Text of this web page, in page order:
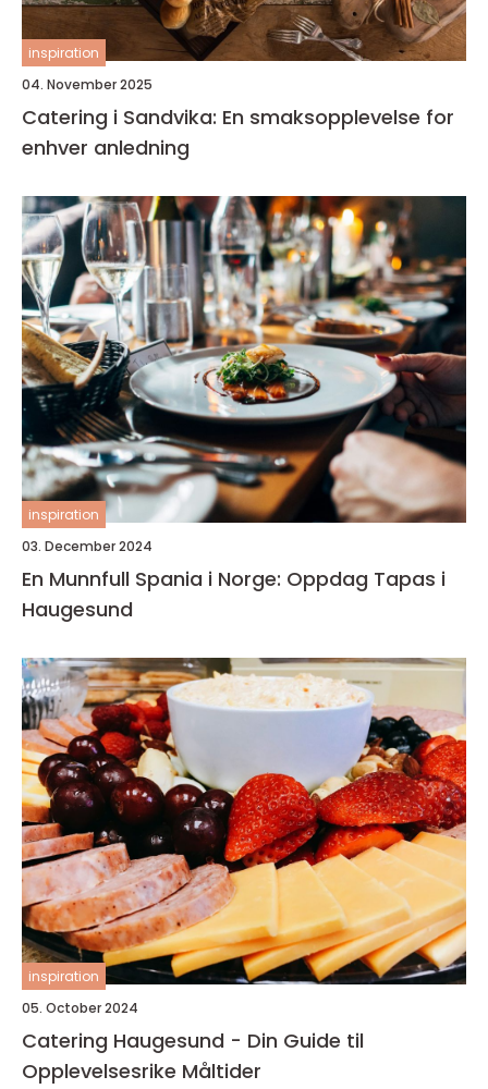
inspiration
04. November 2025
Catering i Sandvika: En smaksopplevelse for
enhver anledning
inspiration
03. December 2024
En Munnfull Spania i Norge: Oppdag Tapas i
Haugesund
inspiration
05. October 2024
Catering Haugesund - Din Guide til
Opplevelsesrike Måltider